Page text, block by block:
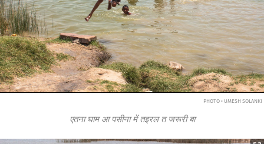
PHOTO • UMESH SOLANKI
एतना घाम आ पसीना में तइरल त जरूरी बा